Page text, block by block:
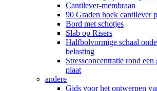
Cantilever-membraan
90 Graden hoek cantilever
Bord met schotjes
Slab op Risers
Halfbolvormige schaal
belasting
Stressconcentratie rond
plaat
andere
Gids voor het ontwerpen